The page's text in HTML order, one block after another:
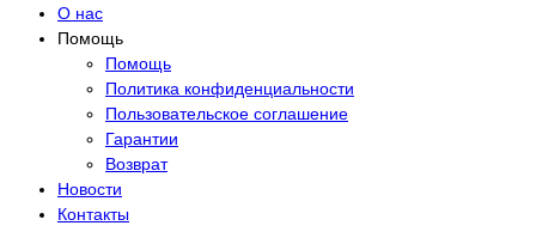
О нас
Помощь
Помощь
Политика конфиденциальности
Пользовательское соглашение
Гарантии
Возврат
Новости
Контакты